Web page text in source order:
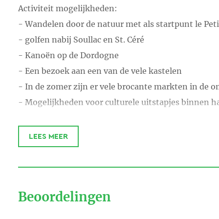
Activiteit mogelijkheden:
- Wandelen door de natuur met als startpunt le
- golfen nabij Soullac en St. Céré
- Kanoën op de Dordogne
- Een bezoek aan een van de vele kastelen
- In de zomer zijn er vele brocante markten in de
- Mogelijkheden voor culturele uitstapjes binnen
Kortom u komt tijd te kort.
Op de diverse markten worden de lokale
LEES MEER
Beoordelingen